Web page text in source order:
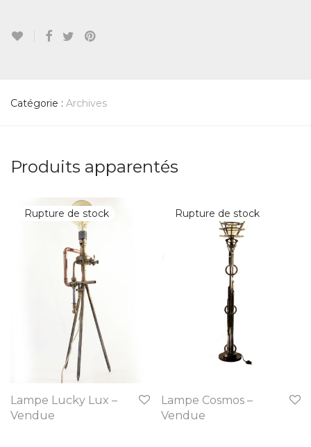
Catégorie : Archives
Produits apparentés
Lampe Lucky Lux –
Vendue
Lampe Cosmos –
Vendue